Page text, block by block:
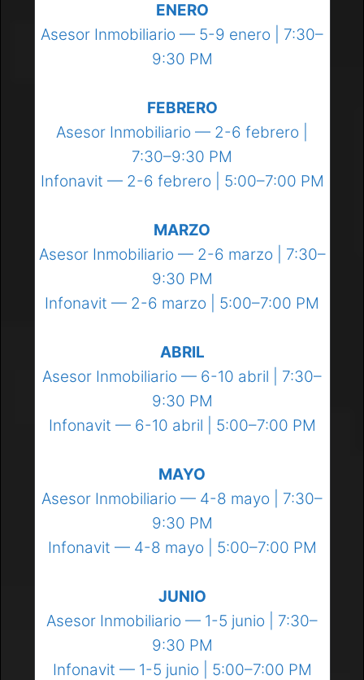
ENERO
Asesor Inmobiliario — 5-9 enero | 7:30–
9:30 PM
FEBRERO
Asesor Inmobiliario — 2-6 febrero |
7:30–9:30 PM
Infonavit — 2-6 febrero | 5:00–7:00 PM
MARZO
Asesor Inmobiliario — 2-6 marzo | 7:30–
9:30 PM
Infonavit — 2-6 marzo | 5:00–7:00 PM
ABRIL
Asesor Inmobiliario — 6-10 abril | 7:30–
9:30 PM
Infonavit — 6-10 abril | 5:00–7:00 PM
MAYO
Asesor Inmobiliario — 4-8 mayo | 7:30–
9:30 PM
Infonavit — 4-8 mayo | 5:00–7:00 PM
JUNIO
Asesor Inmobiliario — 1-5 junio | 7:30–
9:30 PM
Infonavit — 1-5 junio | 5:00–7:00 PM